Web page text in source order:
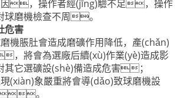
，操作者經(jīng)驗不足，操作
磨機檢查不周。
危害
肚會造成磨礦作用降低，產(chǎn)
，將會為選廠后續(xù)作業(yè)造成影
它選礦設(shè)備造成危害；
象嚴重將會導(dǎo)致球磨機設
。